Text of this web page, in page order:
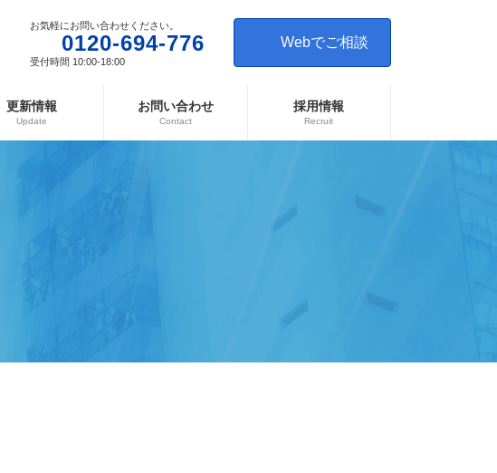
お気軽にお問い合わせください。
0120-694-776
受付時間 10:00-18:00
Webでご相談
更新情報
Update
お問い合わせ
Contact
採用情報
Recruit